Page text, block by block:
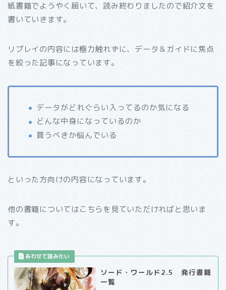
紙書籍でようやく届いて、読み終わりましたので紹介文を
書いていきます。
リプレイの内容には極力触れずに、データ＆ガイドに焦点
を絞った記事になっています。
データがどれぐらい入ってるのか気になる
どんな中身になっているのか
買うべきか悩んでいる
といった方向けの内容になっています。
他の書籍についてはこちらを見ていただければと思いま
す。
ソード・ワールド2.5 発行書籍
一覧